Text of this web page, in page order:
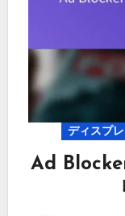
ディスプ
Ad